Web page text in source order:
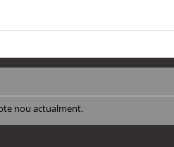
nou actualment.